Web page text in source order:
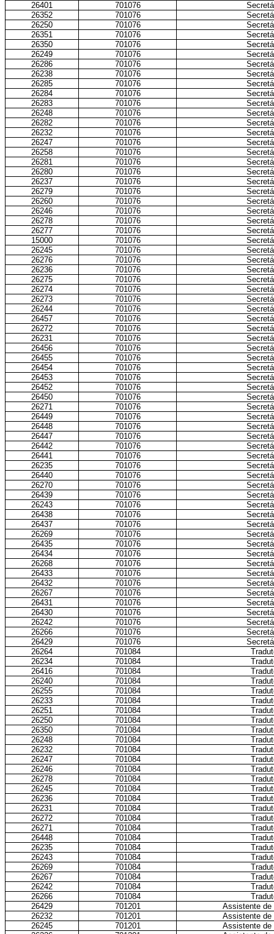
26401
701076
26352
701076
26250
701076
26351
701076
26350
701076
26249
701076
26286
701076
26238
701076
26285
701076
26284
701076
26283
701076
26248
701076
26282
701076
26232
701076
26247
701076
26258
701076
26281
701076
26280
701076
26237
701076
26279
701076
26260
701076
26246
701076
26278
701076
26277
701076
15000
701076
26245
701076
26276
701076
26236
701076
26275
701076
26274
701076
26273
701076
26244
701076
26457
701076
26272
701076
26231
701076
26456
701076
26455
701076
26454
701076
26453
701076
26452
701076
26450
701076
26271
701076
26449
701076
26448
701076
26447
701076
26442
701076
26441
701076
26235
701076
26440
701076
26270
701076
26439
701076
26243
701076
26438
701076
26437
701076
26269
701076
26435
701076
26434
701076
26268
701076
26433
701076
26432
701076
26267
701076
26431
701076
26430
701076
26242
701076
26266
701076
26429
701076
26264
701084
26234
701084
26416
701084
26240
701084
26255
701084
26233
701084
26251
701084
26250
701084
26350
701084
26248
701084
26232
701084
26247
701084
26246
701084
26278
701084
26245
701084
26236
701084
26231
701084
26272
701084
26271
701084
26448
701084
26235
701084
26243
701084
26269
701084
26267
701084
26242
701084
26266
701084
26429
701201
Assistente de
26232
701201
Assistente de
26245
701201
Assistente de